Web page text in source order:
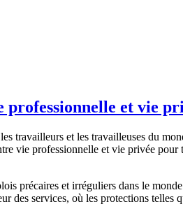
et vie
travailleurs et les travailleuses du
vie professionnelle et vie privée pour
précaires et irréguliers dans le
des services, où les protections telles